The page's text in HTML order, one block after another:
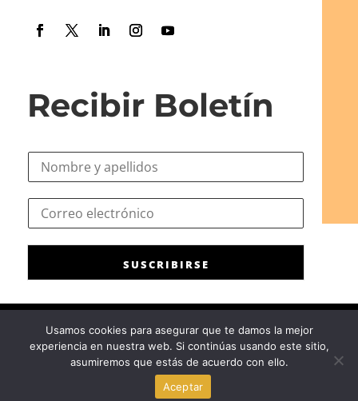
Recibir Boletín
N
r
C
r
r
o
o
r
C
o
e
c
SUSCRIBIRSE
Consejo General de la Psicología de España|Privacidad|Aviso
Legal| Política de cookies
Usamos cookies para asegurar que te damos la mejor
experiencia en nuestra web. Si continúas usando este sitio,
asumiremos que estás de acuerdo con ello.
Aceptar